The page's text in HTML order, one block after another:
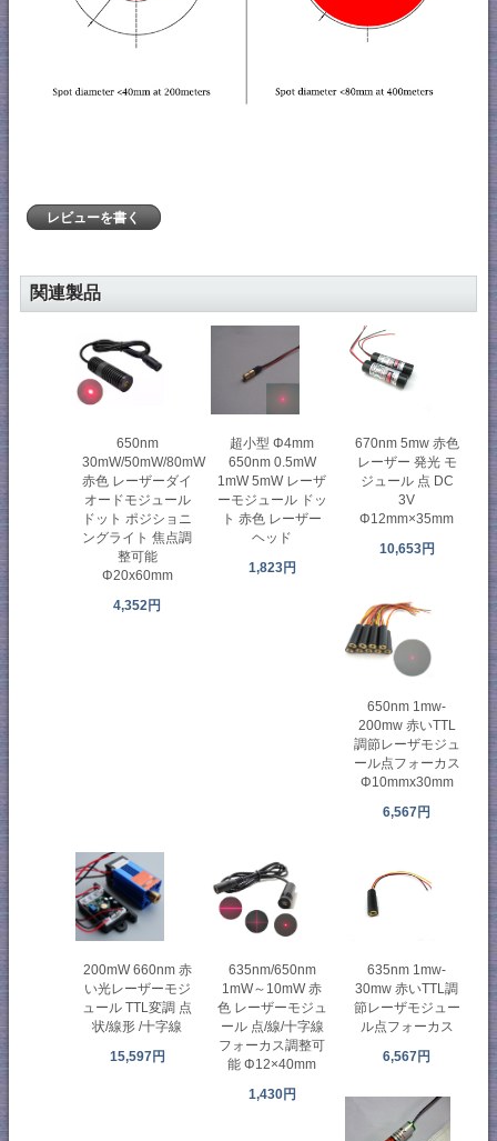
レビューを書く
関連製品
650nm
30mW/50mW/80mW
赤色 レーザーダイ
オードモジュール
ドット ポジショニ
ングライト 焦点調
整可能
Φ20x60mm
4,352円
超小型 Φ4mm
650nm 0.5mW
1mW 5mW レーザ
ーモジュール ドッ
ト 赤色 レーザー
ヘッド
1,823円
670nm 5mw 赤色
レーザー 発光 モ
ジュール 点 DC
3V
Φ12mm×35mm
10,653円
650nm 1mw-
200mw 赤いTTL
調節レーザモジュ
ール点フォーカス
Φ10mmx30mm
6,567円
200mW 660nm 赤
い光レーザーモジ
ュール TTL変調 点
状/線形 /十字線
15,597円
635nm/650nm
1mW～10mW 赤
色 レーザーモジュ
ール 点/線/十字線
フォーカス調整可
能 Φ12×40mm
1,430円
635nm 1mw-
30mw 赤いTTL調
節レーザモジュー
ル点フォーカス
6,567円